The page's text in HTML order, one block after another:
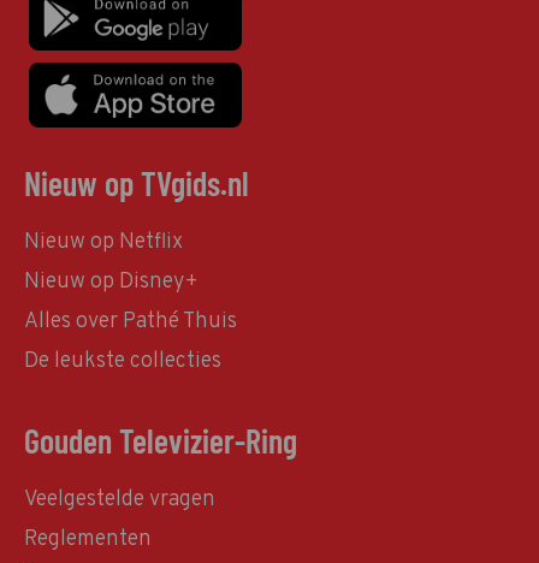
Nieuw op TVgids.nl
Nieuw op Netflix
Nieuw op Disney+
Alles over Pathé Thuis
De leukste collecties
Gouden Televizier-Ring
Veelgestelde vragen
Reglementen